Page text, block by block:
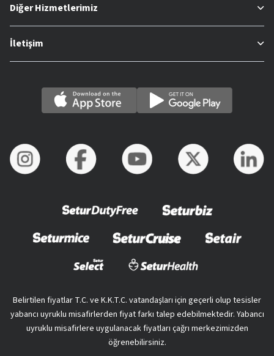
Diğer Hizmetlerimiz
İletişim
Belirtilen fiyatlar T.C. ve K.K.T.C. vatandaşları için geçerli olup tesisler
yabancı uyruklu misafirlerden fiyat farkı talep edebilmektedir. Yabancı
uyruklu misafirlere uygulanacak fiyatları çağrı merkezimizden
öğrenebilirsiniz.